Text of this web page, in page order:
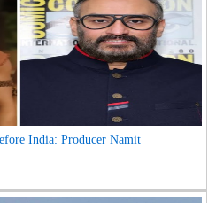
India: Producer Namit